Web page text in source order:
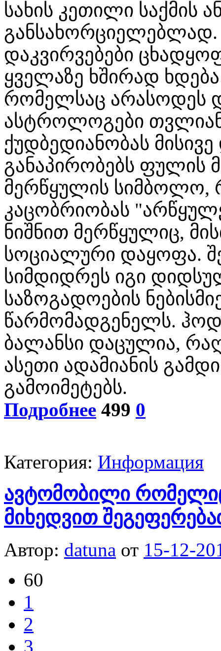
სახის კეთილი საქმის
დაკვირვებები
ყველაზე ხშირად
რომელსაც არასოდეს
ასტროლოგები
ქუდბედიანობას
განაპირობებს ფულის
მერწყულის
კაცობრიობას
ნიშნით მერწყულიც,
სოციალური დაყოფა.
სიმდიდრეს იგი
საზოგადოების
წარმომადგენელს.
ბალანსი დაცულია,
ასეთი ადამიანის
გამოიმეტებს.
Подробнее 499 0
Категория: Информация
ავტომობილი
მიხედვით
Автор: datuna от 15-12-
60
1
2
3